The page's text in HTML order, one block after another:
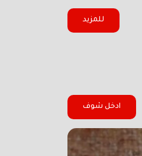
للمزيد
ادخل شوف